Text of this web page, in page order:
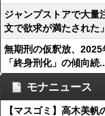
ジャンプストアで大
文で欲求が満たされた
無期刑の仮釈放、
「終身刑化」の傾向続
モナニュース
【マスゴミ】高木美